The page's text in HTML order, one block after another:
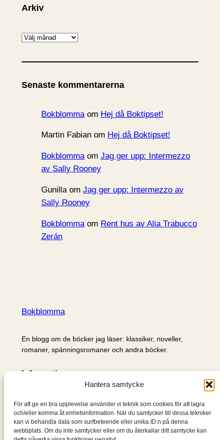
Hantera samtycke
För att ge en bra upplevelse använder vi teknik som cookies för att lagra
och/eller komma åt enhetsinformation. När du samtycker till dessa tekniker
kan vi behandla data som surfbeteende eller unika ID:n på denna
webbplats. Om du inte samtycker eller om du återkallar ditt samtycke kan
Arkiv
A
k
v
Senaste kommentarerna
Bokblommaom Hej då Boktipset!
Martin Fabianom Hej då Boktipset!
Bokblommaom Jag ger upp: Intermezzo
av Sally Rooney
Gunillaom Jag ger upp: Intermezzo av
Sally Rooney
Bokblommaom Rent hus av Alia Trabucco
Zerán
Bokblomma
En blogg om de böcker jag läser: klassiker, noveller,
romaner, spänningsromaner och andra böcker.
Information
Om mig & om bloggen
S
ö